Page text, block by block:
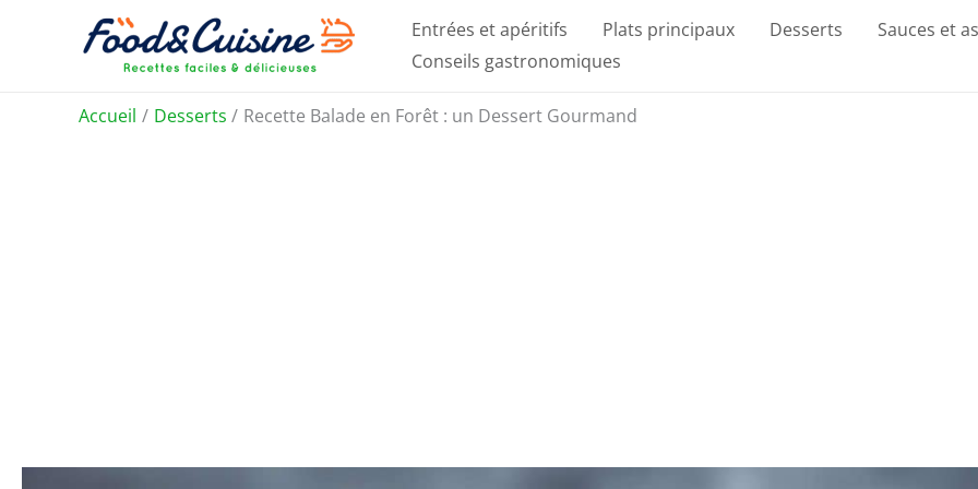
Entrées et apéritifs Plats principaux Desserts Sauces et
Conseils gastronomiques
Accueil Desserts Recette Balade en Forêt : un Dessert Gourmand